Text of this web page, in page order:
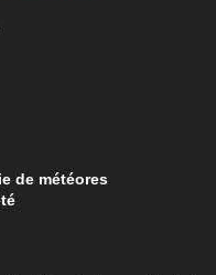
de météores